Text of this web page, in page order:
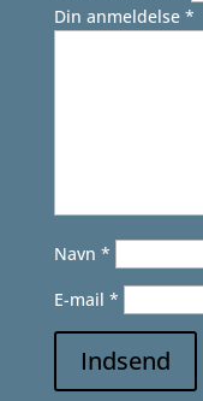
Din anmeldelse *
Navn *
E-mail *
Indsend